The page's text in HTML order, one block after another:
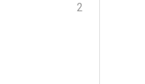
2